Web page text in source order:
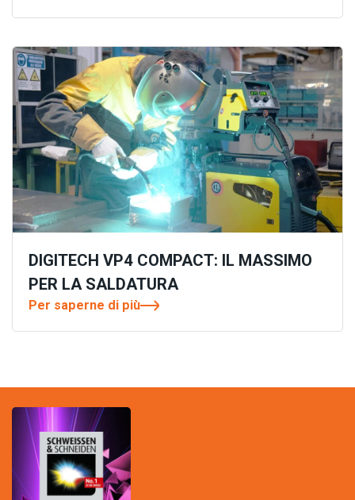
DIGITECH VP4 COMPACT: IL MASSIMO
PER LA SALDATURA
Per saperne di più